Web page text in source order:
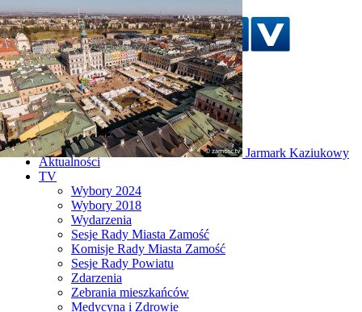
Szukaj w serwisie
Strona główna
Aktualności
TV
Wybory 2024
Wybory 2018
Wydarzenia
Sesje Rady Miasta Zamość
Komisje Rady Miasta Zamość
Sesje Rady Powiatu
Zdarzenia
Zebrania mieszkańców
Medycyna i Zdrowie
Jarmark Kaziukowy